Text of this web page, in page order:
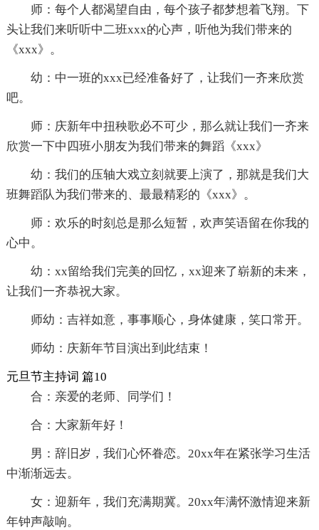
师：每个人都渴望自由，每个孩子都梦想着飞翔。下
头让我们来听听中二班xxx的心声，听他为我们带来的
《xxx》。
幼：中一班的xxx已经准备好了，让我们一齐来欣赏
吧。
师：庆新年中扭秧歌必不可少，那么就让我们一齐来
欣赏一下中四班小朋友为我们带来的舞蹈《xxx》
幼：我们的压轴大戏立刻就要上演了，那就是我们大
班舞蹈队为我们带来的、最最精彩的《xxx》。
师：欢乐的时刻总是那么短暂，欢声笑语留在你我的
心中。
幼：xx留给我们完美的回忆，xx迎来了崭新的未来，
让我们一齐恭祝大家。
师幼：吉祥如意，事事顺心，身体健康，笑口常开。
师幼：庆新年节目演出到此结束！
元旦节主持词 篇10
合：亲爱的老师、同学们！
合：大家新年好！
男：辞旧岁，我们心怀眷恋。20xx年在紧张学习生活
中渐渐远去。
女：迎新年，我们充满期冀。20xx年满怀激情迎来新
年钟声敲响。